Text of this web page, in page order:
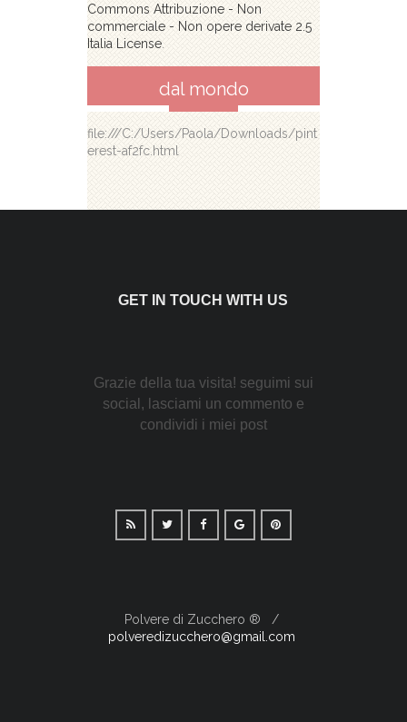
Commons Attribuzione - Non
commerciale - Non opere derivate 2.5
Italia License
dal mondo
file:///C:/Users/Paola/Downloads/pint
erest-af2fc.html
GET IN TOUCH WITH US
Grazie della tua visita! seguimi sui
social, lasciami un commento e
condividi i miei post
Polvere di Zucchero ®
polveredizucchero@gmail.com